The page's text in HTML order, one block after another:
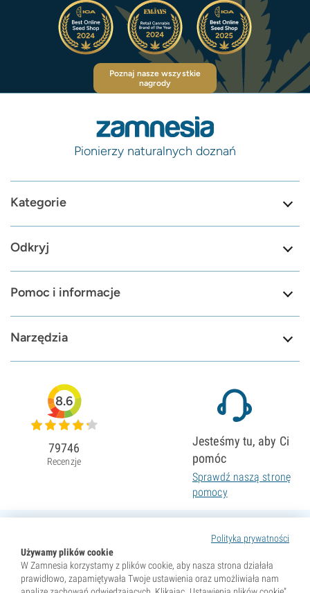
Poznaj nasze wszystkie
nagrody
Pionierzy naturalnych doznań
Kategorie
Odkryj
Pomoc i informacje
Narzędzia
Polityka prywatności
Używamy plików cookie
W Zamnesia korzystamy z plików cookie, aby nasza strona działała
prawidłowo, zapamiętywała Twoje ustawienia oraz umożliwiała nam
8.6
79746
Recenzje
Jesteśmy tu, aby Ci
pomóc
Sprawdź naszą stronę
pomocy